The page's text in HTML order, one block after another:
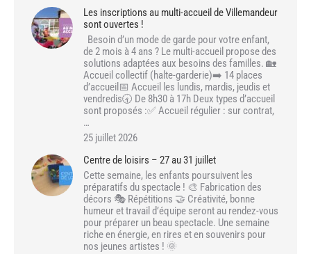
Les inscriptions au multi-accueil de Villemandeur
sont ouvertes !
Besoin d’un mode de garde pour votre enfant,
de 2 mois à 4 ans ? Le multi-accueil propose des
solutions adaptées aux besoins des familles. 🏡
Accueil collectif (halte-garderie)➡️ 14 places
d’accueil📅 Accueil les lundis, mardis, jeudis et
vendredis🕣 De 8h30 à 17h Deux types d’accueil
sont proposés :✅ Accueil régulier : sur contrat,
…
25 juillet 2026
Centre de loisirs – 27 au 31 juillet
Cette semaine, les enfants poursuivent les
préparatifs du spectacle ! 🎨 Fabrication des
décors 🎭 Répétitions 🤝 Créativité, bonne
humeur et travail d’équipe seront au rendez-vous
pour préparer un beau spectacle. Une semaine
riche en énergie, en rires et en souvenirs pour
nos jeunes artistes ! 🌞